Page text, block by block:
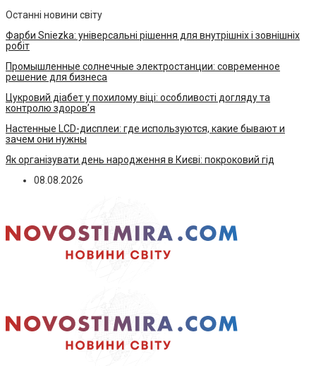
Останні новини світу
Фарби Sniezka: універсальні рішення для внутрішніх і зовнішніх
робіт
Промышленные солнечные электростанции: современное
решение для бизнеса
Цукровий діабет у похилому віці: особливості догляду та
контролю здоров’я
Настенные LCD-дисплеи: где используются, какие бывают и
зачем они нужны
Як організувати день народження в Києві: покроковий гід
08.08.2026